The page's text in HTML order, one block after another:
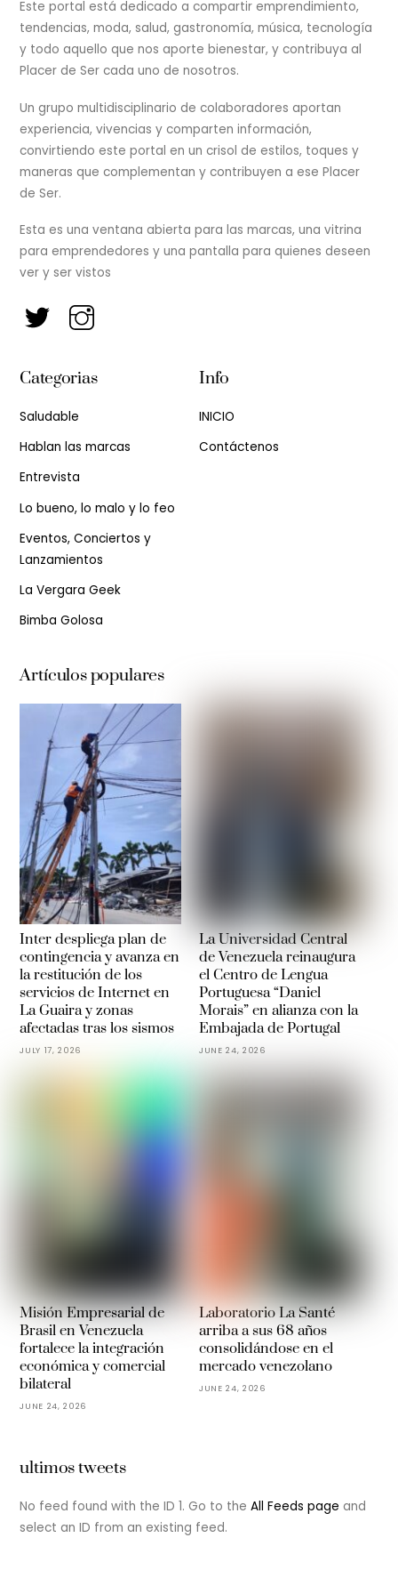
Top
Este portal está dedicado a compartir emprendimiento,
tendencias, moda, salud, gastronomía, música, tecnología
y todo aquello que nos aporte bienestar, y contribuya al
Placer de Ser cada uno de nosotros.
Un grupo multidisciplinario de colaboradores aportan
experiencia, vivencias y comparten información,
convirtiendo este portal en un crisol de estilos, toques y
maneras que complementan y contribuyen a ese Placer
de Ser.
Esta es una ventana abierta para las marcas, una vitrina
para emprendedores y una pantalla para quienes deseen
ver y ser vistos
Categorias
Saludable
Hablan las marcas
Entrevista
Lo bueno, lo malo y lo feo
Eventos, Conciertos y
Lanzamientos
La Vergara Geek
Bimba Golosa
Info
INICIO
Contáctenos
Artículos populares
Inter despliega plan de
contingencia y avanza en
la restitución de los
servicios de Internet en
La Guaira y zonas
afectadas tras los sismos
JULY 17, 2026
La Universidad Central
de Venezuela reinaugura
el Centro de Lengua
Portuguesa “Daniel
Morais” en alianza con la
Embajada de Portugal
JUNE 24, 2026
Misión Empresarial de
Brasil en Venezuela
fortalece la integración
económica y comercial
bilateral
JUNE 24, 2026
Laboratorio La Santé
arriba a sus 68 años
consolidándose en el
mercado venezolano
JUNE 24, 2026
ultimos tweets
No feed found with the ID 1. Go to theAll Feeds page and
select an ID from an existing feed.